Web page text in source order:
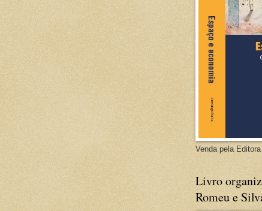
Venda pela
Livro
Romeu e